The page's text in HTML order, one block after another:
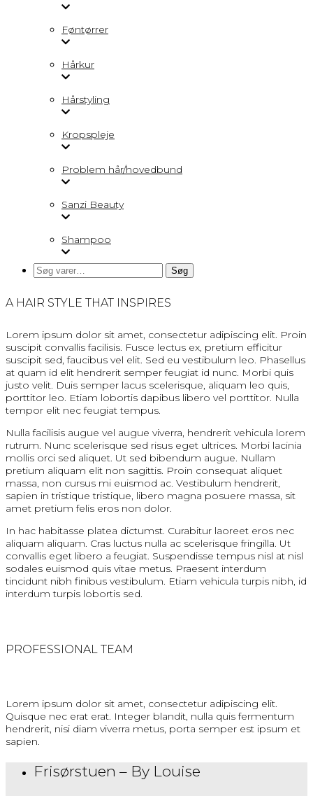
Føntørrer
Hårkur
Hårstyling
Kropspleje
Problem hår/hovedbund
Sanzi Beauty
Shampoo
Søg
efter:
Søg
A HAIR STYLE THAT INSPIRES
Lorem ipsum dolor sit amet, consectetur adipiscing elit. Proin
suscipit convallis facilisis. Fusce lectus ex, pretium efficitur
suscipit sed, faucibus vel elit. Sed eu vestibulum leo. Phasellus
at quam id elit hendrerit semper feugiat id nunc. Morbi quis
justo velit. Duis semper lacus scelerisque, aliquam leo quis,
porttitor leo. Etiam lobortis dapibus libero vel porttitor. Nulla
tempor elit nec feugiat tempus.
Nulla facilisis augue vel augue viverra, hendrerit vehicula lorem
rutrum. Nunc scelerisque sed risus eget ultrices. Morbi lacinia
mollis orci sed aliquet. Ut sed bibendum augue. Nullam
pretium aliquam elit non sagittis. Proin consequat aliquet
massa, non cursus mi euismod ac. Vestibulum hendrerit,
sapien in tristique tristique, libero magna posuere massa, sit
amet pretium felis eros non dolor.
In hac habitasse platea dictumst. Curabitur laoreet eros nec
aliquam aliquam. Cras luctus nulla ac scelerisque fringilla. Ut
convallis eget libero a feugiat. Suspendisse tempus nisl at nisl
sodales euismod quis vitae metus. Praesent interdum
tincidunt nibh finibus vestibulum. Etiam vehicula turpis nibh, id
interdum turpis lobortis sed.
PROFESSIONAL TEAM
Lorem ipsum dolor sit amet, consectetur adipiscing elit.
Quisque nec erat erat. Integer blandit, nulla quis fermentum
hendrerit, nisi diam viverra metus, porta semper est ipsum et
sapien.
Frisørstuen – By Louise